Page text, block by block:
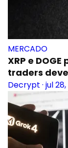
MERCADO
XRP e
traders
Decrypt · jul